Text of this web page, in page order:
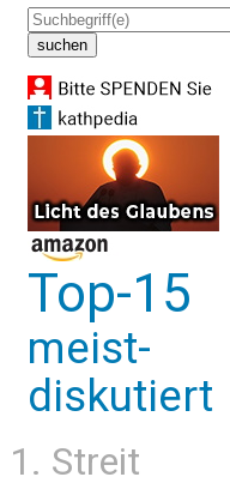
Top-15
meist-
diskutiert
Streit